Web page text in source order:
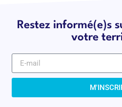
Restez informé(e)s
votre